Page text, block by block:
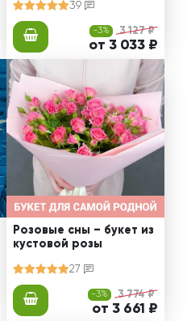
39
-3% 3 127 ₽
от 3 033 ₽
Розовые сны – букет из
кустовой розы
27
-3% 3 774 ₽
от 3 661 ₽